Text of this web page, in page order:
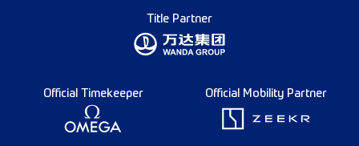
Title Partner
Official Timekeeper Official Mobility Partner